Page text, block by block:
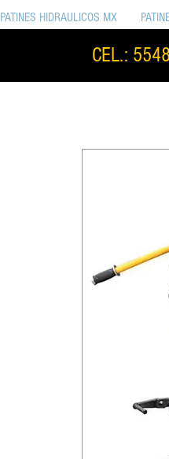
PATINES HIDRAULICOS MX
CEL.: